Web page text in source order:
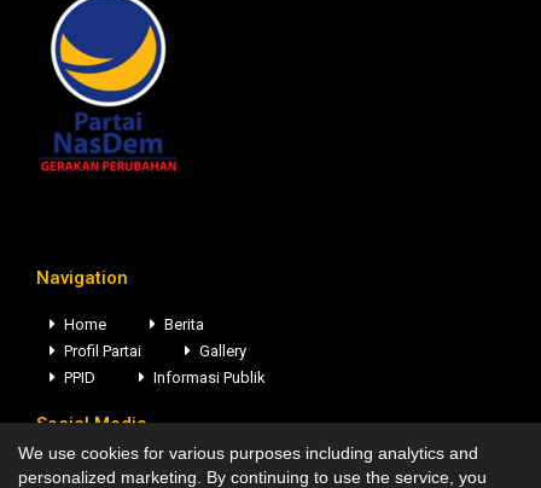
Navigation
Home
Berita
Profil Partai
Gallery
PPID
Informasi Publik
Social Media
We use cookies for various purposes including analytics and
personalized marketing. By continuing to use the service, you